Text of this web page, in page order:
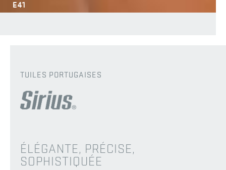
E41
TUILES PORTUGAISES
ÉLÉGANTE, PRÉCISE,
SOPHISTIQUÉE